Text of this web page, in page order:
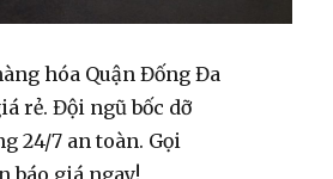
hóa Quận Đống Đa
rẻ. Đội ngũ bốc dỡ
24/7 an toàn. Gọi
báo giá ngay!